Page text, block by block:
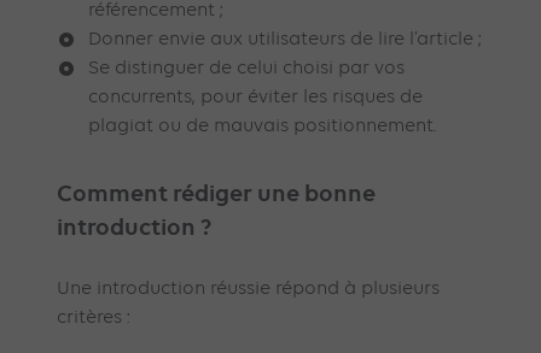
référencement ;
Donner envie aux utilisateurs de lire l’article ;
Se distinguer de celui choisi par vos
concurrents, pour éviter les risques de
plagiat ou de mauvais positionnement.
Comment rédiger une bonne
introduction ?
Une introduction réussie répond à plusieurs
critères :